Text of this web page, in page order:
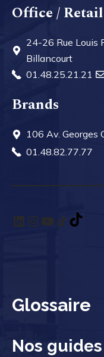
Office /
24-26 Rue Louis
Billancourt
01.48.25.21.21
Brands
106 Av. Georges
01.48.82.77.77
LinkedIn
Instagram
YouTube
TikTok
Glossaire
Nos guides